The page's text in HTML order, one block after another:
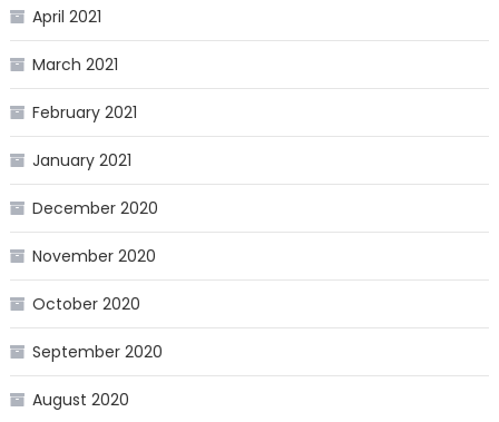
April 2021
March 2021
February 2021
January 2021
December 2020
November 2020
October 2020
September 2020
August 2020